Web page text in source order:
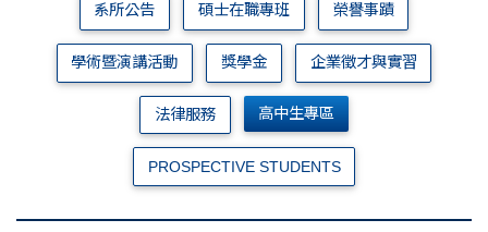
系所公告 碩士在職專班 榮譽事蹟
學術暨演講活動 獎學金 企業徵才與實習
法律服務 高中生專區
PROSPECTIVE STUDENTS